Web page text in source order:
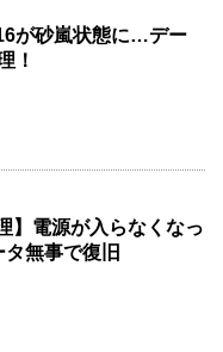
が砂嵐状態に…デー
！
】電源が入らなくなっ
無事で復旧